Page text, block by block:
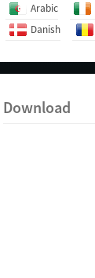
Arabic
Danish
Download